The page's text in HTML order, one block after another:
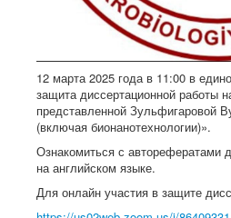
12 марта 2025 года в 11:00 в
защита диссертационной работы
представленной Зульфигаровой
(включая бионанотехнологии)».
Ознакомиться с авторефератами
на английском языке.
Для онлайн участия в защите